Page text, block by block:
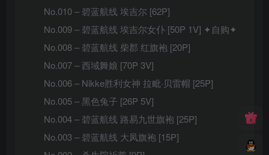
No.010 – 碧蓝航线 埃吉尔 [62P]
No.009 – 碧蓝航线 埃吉尔女仆 [50P 1V] ✦自购✦
No.008 – 碧蓝航线 柴郡 红旗袍 [20P]
No.007 – 西域舞娘 [70P 3V]
No.006 – Nikke胜利女神 拉毗·贝雷帽 [25P]
No.005 – 黑色兔子 [26P 5V]
No.004 – 碧蓝航线 路易九世旗袍 [25P]
No.003 – 碧蓝航线 大凤旗袍 [15P]